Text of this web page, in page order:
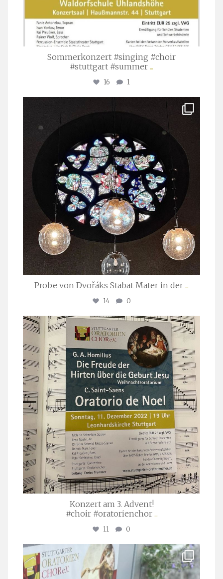
Sommerkonzert #singing #choir
#stuttgart #summer ...
16 1
Apr. 1
Probe von Dvořáks Stabat Mater in der ...
14 0
stuttgarter_oratorienchor
Nov. 29
Konzert am 3. Advent!
#choir #oratorienchor ...
11 0
stuttgarter_oratorienchor
Juli 23